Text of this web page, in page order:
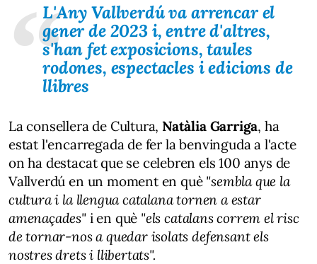
L'Any Vallverdú va arrencar el
gener de 2023 i, entre d'altres,
s'han fet exposicions, taules
rodones, espectacles i edicions de
llibres
La consellera de Cultura,Natàlia Garriga, ha
estat l'encarregada de fer la benvinguda a l'acte
on ha destacat que se celebren els 100 anys de
Vallverdú en un moment en què "sembla que la
cultura i la llengua catalana tornen a estar
amenaçades"i en què "els catalans correm el risc
de tornar-nos a quedar isolats defensant els
nostres drets i llibertats".